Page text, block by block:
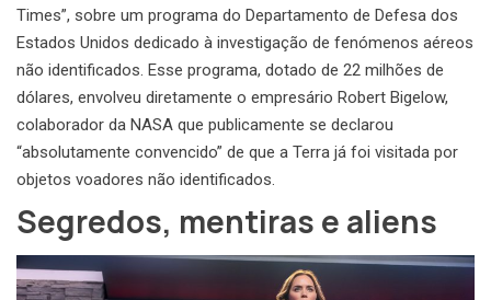
Times”, sobre um programa do Departamento de Defesa dos
Estados Unidos dedicado à investigação de fenómenos aéreos
não identificados. Esse programa, dotado de 22 milhões de
dólares, envolveu diretamente o empresário Robert Bigelow,
colaborador da NASA que publicamente se declarou
“absolutamente convencido” de que a Terra já foi visitada por
objetos voadores não identificados.
Segredos, mentiras e aliens